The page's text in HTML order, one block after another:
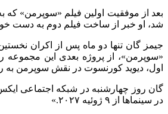
بعد از موفقیت اولین فیلم «سوپرمن»
شد، او خبر از ساخت فیلم دوم به دست
جیمز گان تنها دو ماه پس از اکران
«سوپرمن»، از پروژه بعدی این مجموعه
اول، دیوید کورنسوت در نقش سوپرمن به
در سینماها از ۹ ژوئیه ۲۰۲۷.»